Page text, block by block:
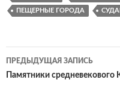
ПЕЩЕРНЫЕ ГОРОДА
Навигация
ПРЕДЫДУЩАЯ ЗАПИСЬ
Памятники